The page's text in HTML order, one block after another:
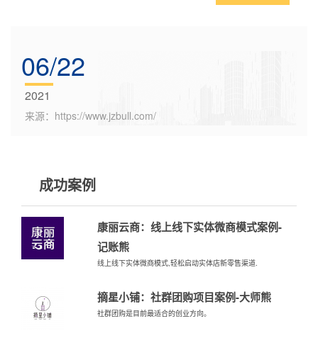
06/22
2021
来源：https://www.jzbull.com/
成功案例
康丽云商：线上线下实体微商模式案例-
记账熊
线上线下实体微商模式,轻松启动实体店新零售渠道.
摘星小铺：社群团购项目案例-大师熊
社群团购是目前最适合的创业方向。